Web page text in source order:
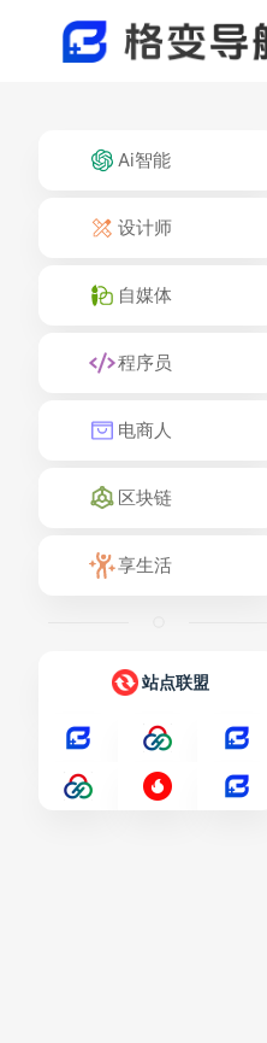
Ai智能
设计师
自媒体
程序员
电商人
区块链
享生活
站点联盟